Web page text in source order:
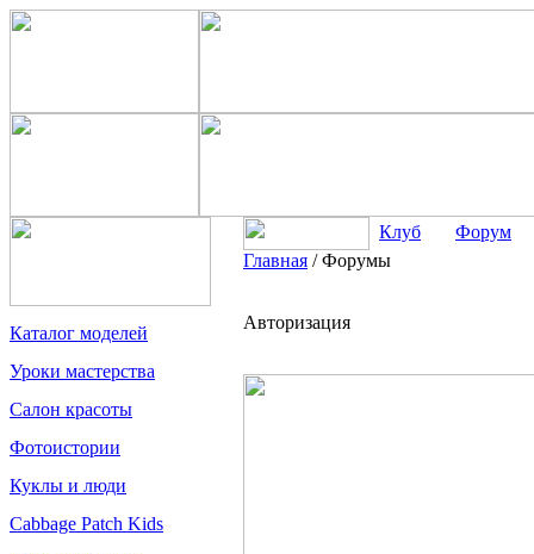
Каталог моделей
Уроки мастерства
Салон красоты
Фотоистории
Куклы и люди
Cabbage Patch Kids
Клуб
Форум
Главная /Форумы
Авторизация